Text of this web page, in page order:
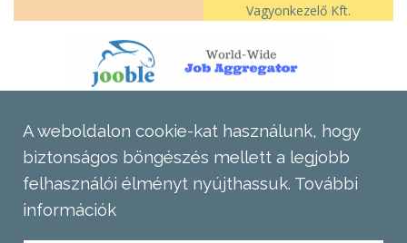
Vagyonkezelő Kft.
A weboldalon cookie-kat használunk, hogy
biztonságos böngészés mellett a legjobb
felhasználói élményt nyújthassuk. További
információk